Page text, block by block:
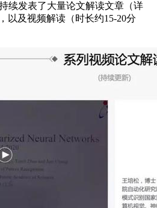
发表了大量论文解读文章（详
以及视频解读（时长约15-20分